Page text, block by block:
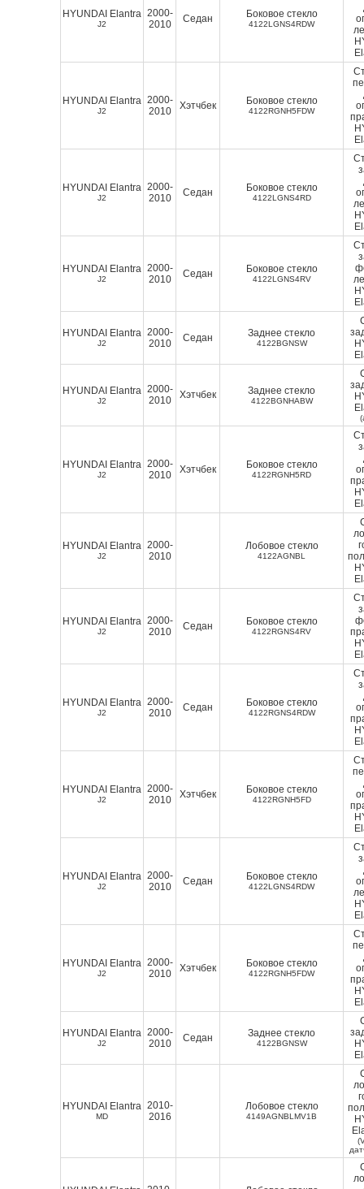
HYUNDAI Elantra
J2
2000-
2010
Седан Боковое стекло
4122LGNS4RDW
HYUNDAI Elantra
J2
2000-
2010
Хэтчбек Боковое стекло
4122RGNH5FDW
HYUNDAI Elantra
J2
2000-
2010
Седан Боковое стекло
4122LGNS4RD
HYUNDAI Elantra
J2
2000-
2010
Седан Боковое стекло
4122LGNS4RV
HYUNDAI Elantra
J2
2000-
2010
Седан Заднее стекло
4122BGNSW
HYUNDAI Elantra
J2
2000-
2010
Хэтчбек Заднее стекло
4122BGNHABW
HYUNDAI Elantra
J2
2000-
2010
Хэтчбек Боковое стекло
4122RGNH5RD
HYUNDAI Elantra
J2
2000-
2010
Лобовое стекло
4122AGNBL
HYUNDAI Elantra
J2
2000-
2010
Седан Боковое стекло
4122RGNS4RV
HYUNDAI Elantra
J2
2000-
2010
Седан Боковое стекло
4122RGNS4RDW
HYUNDAI Elantra
J2
2000-
2010
Хэтчбек Боковое стекло
4122RGNH5FD
HYUNDAI Elantra
J2
2000-
2010
Седан Боковое стекло
4122LGNS4RDW
HYUNDAI Elantra
J2
2000-
2010
Хэтчбек Боковое стекло
4122RGNH5FDW
HYUNDAI Elantra
J2
2000-
2010
Седан Заднее стекло
4122BGNSW
HYUNDAI Elantra
MD
2010-
2016
Лобовое стекло
4149AGNBLMV1B